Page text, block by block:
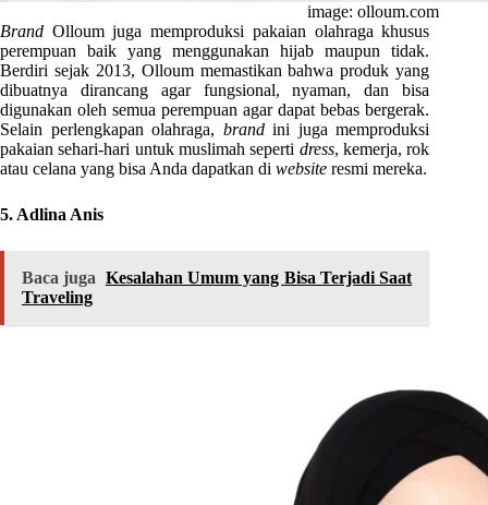
image: olloum.com
Brand Olloum juga memproduksi pakaian olahraga khusus
perempuan baik yang menggunakan hijab maupun tidak.
Berdiri sejak 2013, Olloum memastikan bahwa produk yang
dibuatnya dirancang agar fungsional, nyaman, dan bisa
digunakan oleh semua perempuan agar dapat bebas bergerak.
Selain perlengkapan olahraga, brandini juga memproduksi
pakaian sehari-hari untuk muslimah seperti dress, kemerja, rok
atau celana yang bisa Anda dapatkan di website resmi mereka.
5. Adlina Anis
Baca juga Kesalahan Umum yang Bisa Terjadi Saat
Traveling